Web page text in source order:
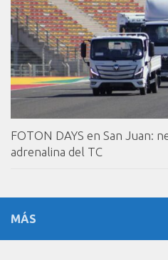
FOTON DAYS en San Juan:
adrenalina del TC
MÁS